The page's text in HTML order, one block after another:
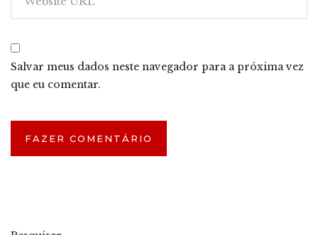
Salvar meus dados neste navegador para a próxima vez
que eu comentar.